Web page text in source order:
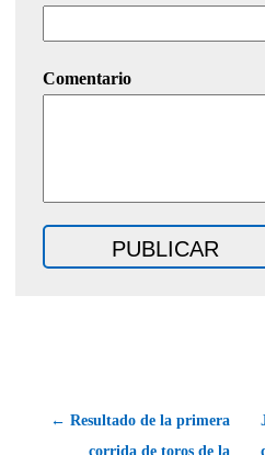
Comentario
← Resultado de la primera
corrida de toros de la